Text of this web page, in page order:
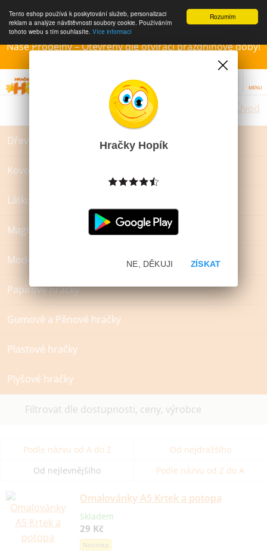
Rozumím
Tento eshop používá k poskytování služeb, personalizaci
reklam a analýze návštěvnosti soubory cookie. Používáním
tohoto webu s tím souhlasíte. Více informací
Naše Prodejny – Otevřeny dle otvírací prázdninové doby!
MENU
Úvod
Dřevěné hračky
Kovové hračky
Látkové hračky
Magnetické hračky
Modelína, plastelína a sliz
Papírové hračky
Gumové a Pěnové hračky
Plastové hračky
Plyšové hračky
Filtrovat dle dostupnosti, ceny, výrobce
Podle názvu od A do Z
Od nejdražšího
Od nejlevnějšího
Podle názvu od Z do A
Omalovánky A5 Krtek a potopa
Skladem
29 Kč
Novinka
Hračky Hopík
ZÍSKAT
NE, DĚKUJI